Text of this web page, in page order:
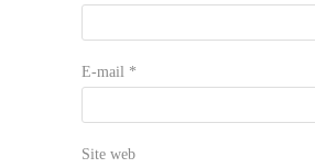
E-mail *
Site web